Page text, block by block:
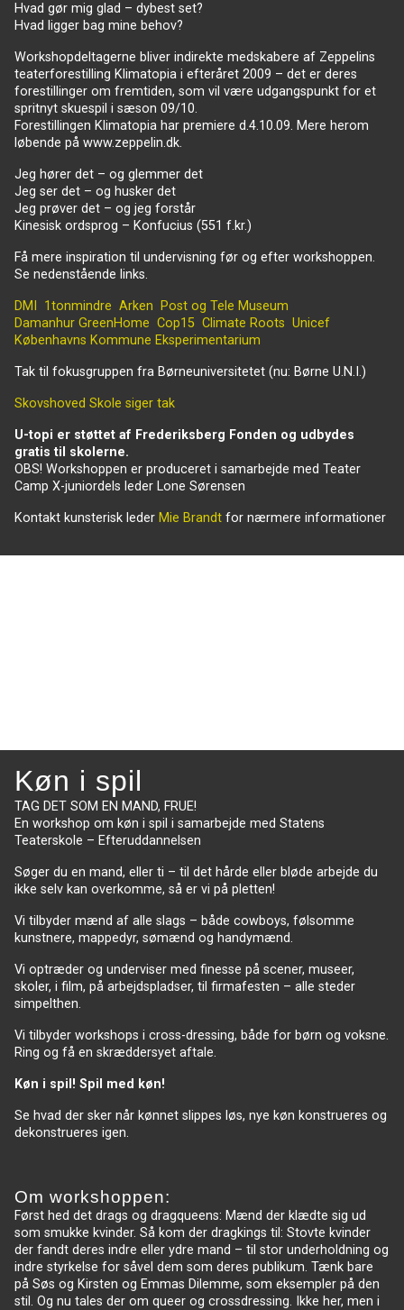
Hvad gør mig glad – dybest set?
Hvad ligger bag mine behov?
Workshopdeltagerne bliver indirekte medskabere af Zeppelins
teaterforestilling Klimatopia i efteråret 2009 – det er deres
forestillinger om fremtiden, som vil være udgangspunkt for et
spritnyt skuespil i sæson 09/10.
Forestillingen Klimatopia har premiere d.4.10.09. Mere herom
løbende på www.zeppelin.dk.
Jeg hører det – og glemmer det
Jeg ser det – og husker det
Jeg prøver det – og jeg forstår
Kinesisk ordsprog – Konfucius (551 f.kr.)
Få mere inspiration til undervisning før og efter workshoppen.
Se nedenstående links.
DMI 1tonmindre Arken
Post og Tele Museum
Damanhur GreenHome Cop15 Climate Roots Unicef
Københavns Kommune Eksperimentarium
Tak til fokusgruppen fra Børneuniversitetet (nu: Børne U.N.I.)
Skovshoved Skole siger tak
U-topi er støttet af Frederiksberg Fonden og udbydes
gratis til skolerne.
OBS! Workshoppen er produceret i samarbejde med Teater
Camp X-juniordels leder Lone Sørensen
Kontakt kunsterisk leder Mie Brandt for nærmere informationer
Køn i spil
TAG DET SOM EN MAND, FRUE!
En workshop om køn i spil i samarbejde med Statens
Teaterskole – Efteruddannelsen
Søger du en mand, eller ti – til det hårde eller bløde arbejde du
ikke selv kan overkomme, så er vi på pletten!
Vi tilbyder mænd af alle slags – både cowboys, følsomme
kunstnere, mappedyr, sømænd og handymænd.
Vi optræder og underviser med finesse på scener, museer,
skoler, i film, på arbejdspladser, til firmafesten – alle steder
simpelthen.
Vi tilbyder workshops i cross-dressing, både for børn og voksne.
Ring og få en skræddersyet aftale.
Køn i spil! Spil med køn!
Se hvad der sker når kønnet slippes løs, nye køn konstrueres og
dekonstrueres igen.
Om workshoppen:
Først hed det drags og dragqueens: Mænd der klædte sig ud
som smukke kvinder. Så kom der dragkings til: Stovte kvinder
der fandt deres indre eller ydre mand – til stor underholdning og
indre styrkelse for såvel dem som deres publikum. Tænk bare
på Søs og Kirsten og Emmas Dilemme, som eksempler på den
stil. Og nu tales der om queer og crossdressing. Ikke her, men i